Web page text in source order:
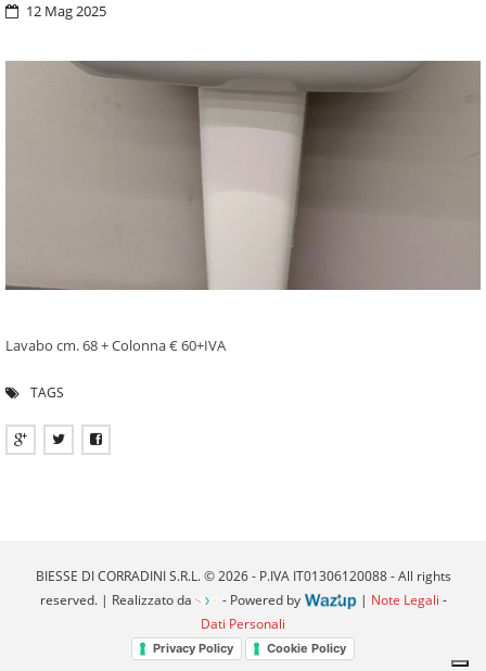
12 Mag 2025
Lavabo cm. 68 + Colonna € 60+IVA
TAGS
BIESSE DI CORRADINI S.R.L. © 2026 - P.IVA IT01306120088 - All rights
reserved. | Realizzato da
- Powered by | Note Legali -
Dati Personali
Privacy Policy Cookie Policy